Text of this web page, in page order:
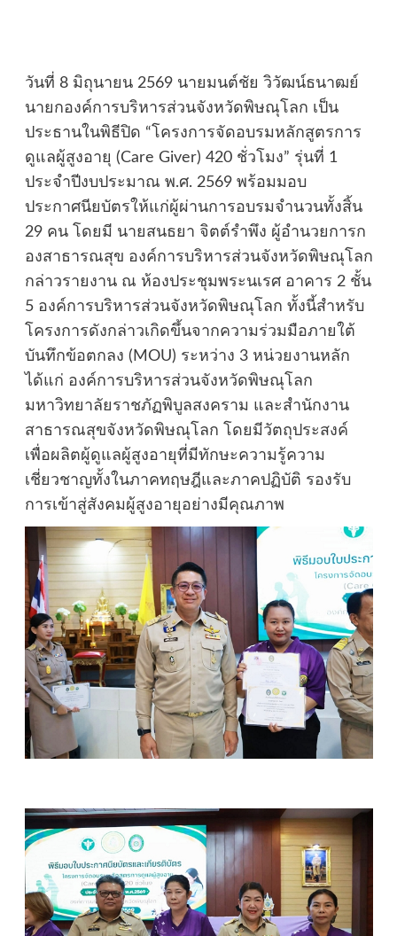
วันที่ 8 มิถุนายน 2569 นายมนต์ชัย วิวัฒน์ธนาฒย์
นายกองค์การบริหารส่วนจังหวัดพิษณุโลก เป็น
ประธานในพิธีปิด “โครงการจัดอบรมหลักสูตรการ
ดูแลผู้สูงอายุ (Care Giver) 420 ชั่วโมง” รุ่นที่ 1
ประจำปีงบประมาณ พ.ศ. 2569 พร้อมมอบ
ประกาศนียบัตรให้แก่ผู้ผ่านการอบรมจำนวนทั้งสิ้น
29 คน โดยมี นายสนธยา จิตต์รำพึง ผู้อำนวยการก
องสาธารณสุข องค์การบริหารส่วนจังหวัดพิษณุโลก
กล่าวรายงาน ณ ห้องประชุมพระนเรศ อาคาร 2 ชั้น
5 องค์การบริหารส่วนจังหวัดพิษณุโลก ทั้งนี้สำหรับ
โครงการดังกล่าวเกิดขึ้นจากความร่วมมือภายใต้
บันทึกข้อตกลง (MOU) ระหว่าง 3 หน่วยงานหลัก
ได้แก่ องค์การบริหารส่วนจังหวัดพิษณุโลก
มหาวิทยาลัยราชภัฏพิบูลสงคราม และสำนักงาน
สาธารณสุขจังหวัดพิษณุโลก โดยมีวัตถุประสงค์
เพื่อผลิตผู้ดูแลผู้สูงอายุที่มีทักษะความรู้ความ
เชี่ยวชาญทั้งในภาคทฤษฎีและภาคปฏิบัติ รองรับ
การเข้าสู่สังคมผู้สูงอายุอย่างมีคุณภาพ